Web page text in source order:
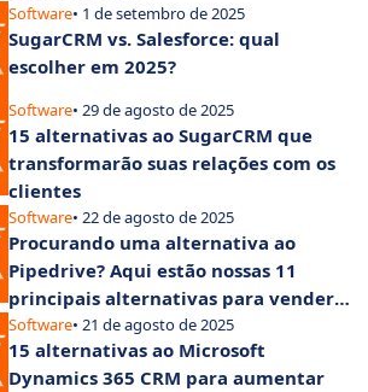
Software• 1 de setembro de 2025
SugarCRM vs. Salesforce: qual
escolher em 2025?
Software• 29 de agosto de 2025
15 alternativas ao SugarCRM que
transformarão suas relações com os
clientes
Software• 22 de agosto de 2025
Procurando uma alternativa ao
Pipedrive? Aqui estão nossas 11
principais alternativas para vender
rápido e bem
Software• 21 de agosto de 2025
15 alternativas ao Microsoft
Dynamics 365 CRM para aumentar